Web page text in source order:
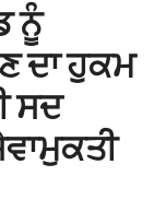
ਨੂੰ
ਦਾ ਹੁਕਮ
ਸਦ